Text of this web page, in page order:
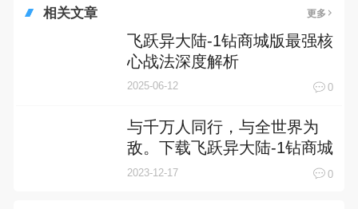
相关文章 更多
飞跃异大陆-1钻商城版最强核
心战法深度解析
2025-06-12 0
与千万人同行，与全世界为
敌。下载飞跃异大陆-1钻商城
版手游用热血书写传奇！
2023-12-17 0